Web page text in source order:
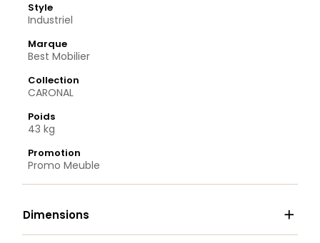
Style
Industriel
Marque
Best Mobilier
Collection
CARONAL
Poids
43 kg
Promotion
Promo Meuble
Dimensions 